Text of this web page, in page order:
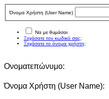
Όνομα Χρήστη (User Νame)
Να με θυμάσαι
Ξεχάσατε τον κωδικό σας;
Ξεχάσατε το όνομα χρήστη;
Ονοματεπώνυμο:
Όνομα Χρήστη (User Νame):